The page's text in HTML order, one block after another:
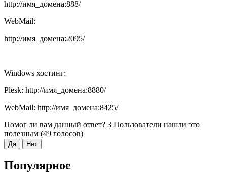
http://имя_домена:888/
WebMail:
http://имя_домена:2095/
Windows хостинг:
Plesk: http://имя_домена:8880/
WebMail: http://имя_домена:8425/
Помог ли вам данный ответ? 3 Пользователи нашли это
полезным (49 голосов)
Да Нет
Популярное